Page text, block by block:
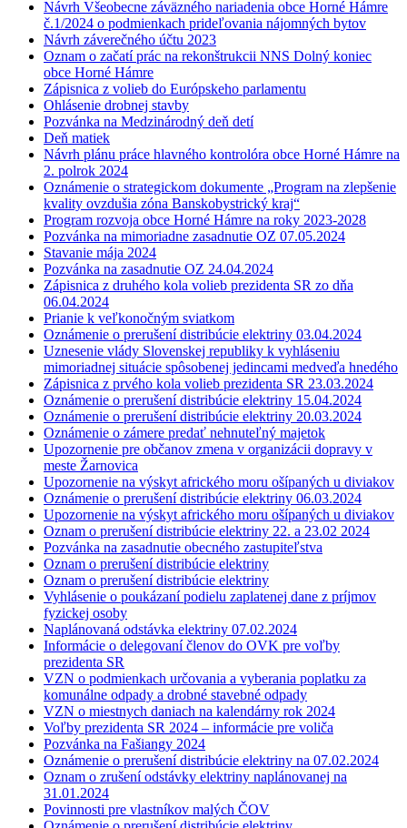
Návrh Všeobecne záväzného nariadenia obce Horné Hámre
č.1/2024 o podmienkach prideľovania nájomných bytov
Návrh záverečného účtu 2023
Oznam o začatí prác na rekonštrukcii NNS Dolný koniec
obce Horné Hámre
Zápisnica z volieb do Európskeho parlamentu
Ohlásenie drobnej stavby
Pozvánka na Medzinárodný deň detí
Deň matiek
Návrh plánu práce hlavného kontrolóra obce Horné Hámre na
2. polrok 2024
Oznámenie o strategickom dokumente „Program na zlepšenie
kvality ovzdušia zóna Banskobystrický kraj“
Program rozvoja obce Horné Hámre na roky 2023-2028
Pozvánka na mimoriadne zasadnutie OZ 07.05.2024
Stavanie mája 2024
Pozvánka na zasadnutie OZ 24.04.2024
Zápisnica z druhého kola volieb prezidenta SR zo dňa
06.04.2024
Prianie k veľkonočným sviatkom
Oznámenie o prerušení distribúcie elektriny 03.04.2024
Uznesenie vlády Slovenskej republiky k vyhláseniu
mimoriadnej situácie spôsobenej jedincami medveďa hnedého
Zápisnica z prvého kola volieb prezidenta SR 23.03.2024
Oznámenie o prerušení distribúcie elektriny 15.04.2024
Oznámenie o prerušení distribúcie elektriny 20.03.2024
Oznámenie o zámere predať nehnuteľný majetok
Upozornenie pre občanov zmena v organizácii dopravy v
meste Žarnovica
Upozornenie na výskyt afrického moru ošípaných u diviakov
Oznámenie o prerušení distribúcie elektriny 06.03.2024
Upozornenie na výskyt afrického moru ošípaných u diviakov
Oznam o prerušení distribúcie elektriny 22. a 23.02 2024
Pozvánka na zasadnutie obecného zastupiteľstva
Oznam o prerušení distribúcie elektriny
Oznam o prerušení distribúcie elektriny
Vyhlásenie o poukázaní podielu zaplatenej dane z príjmov
fyzickej osoby
Naplánovaná odstávka elektriny 07.02.2024
Informácie o delegovaní členov do OVK pre voľby
prezidenta SR
VZN o podmienkach určovania a vyberania poplatku za
komunálne odpady a drobné stavebné odpady
VZN o miestnych daniach na kalendárny rok 2024
Voľby prezidenta SR 2024 – informácie pre voliča
Pozvánka na Fašiangy 2024
Oznámenie o prerušení distribúcie elektriny na 07.02.2024
Oznam o zrušení odstávky elektriny naplánovanej na
31.01.2024
Povinnosti pre vlastníkov malých ČOV